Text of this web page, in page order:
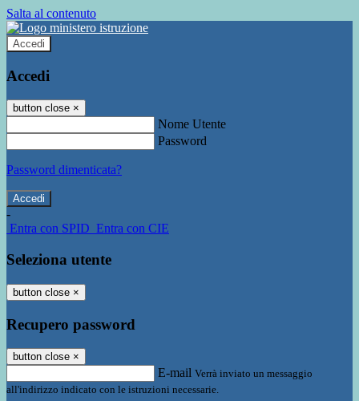
Salta al contenuto
Accedi
Accedi
button close ×
Nome Utente
Password
Password dimenticata?
-
Entra con SPID Entra con CIE
Seleziona utente
button close ×
Recupero password
button close ×
E-mail Verrà inviato un messaggio
all'indirizzo indicato con le istruzioni necessarie.